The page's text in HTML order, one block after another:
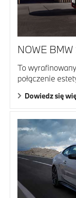
NOWE
To
połączenie
Dowiedz się